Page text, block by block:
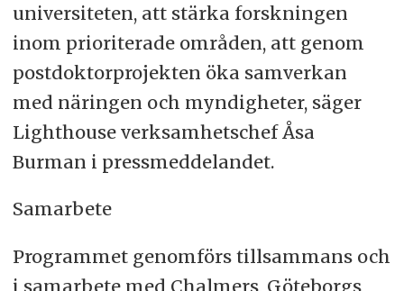
universiteten, att stärka forskningen
inom prioriterade områden, att genom
postdoktorprojekten öka samverkan
med näringen och myndigheter, säger
Lighthouse verksamhetschef Åsa
Burman i pressmeddelandet.
Samarbete
Programmet genomförs tillsammans och
i samarbete med Chalmers, Göteborgs